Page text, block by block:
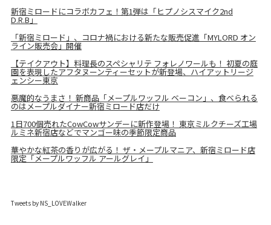
新宿ミロードにコラボカフェ！第1弾は「ヒプノシスマイク2nd
D.R.B」
「新宿ミロード」、コロナ禍における新たな販売促進「MYLORD オン
ライン販売会」開催
【テイクアウト】料理長のスペシャリテ フォレノワールも！ 初夏の庭
園を表現したアフタヌーンティーセットが新登場、ハイアットリージ
ェンシー東京
悪魔的なうまさ！ 新商品「メープルワッフル ベーコン」、食べられる
のはメープルダイナー新宿ミロード店だけ
1日700個売れたCowCowサンデーに新作登場！ 東京ミルクチーズ工場
ルミネ新宿店などでマンゴー味の季節限定商品
華やかな紅茶の香りが広がる！ ザ・メープルマニア、新宿ミロード店
限定「メープルワッフル アールグレイ」
Tweets by NS_LOVEWalker